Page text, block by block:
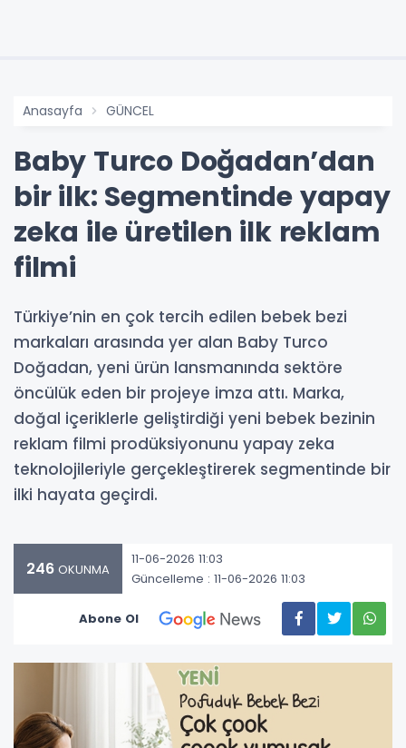
Anasayfa GÜNCEL
Baby Turco Doğadan’dan
bir ilk: Segmentinde yapay
zeka ile üretilen ilk reklam
filmi
Türkiye’nin en çok tercih edilen bebek bezi
markaları arasında yer alan Baby Turco
Doğadan, yeni ürün lansmanında sektöre
öncülük eden bir projeye imza attı. Marka,
doğal içeriklerle geliştirdiği yeni bebek bezinin
reklam filmi prodüksiyonunu yapay zeka
teknolojileriyle gerçekleştirerek segmentinde bir
ilki hayata geçirdi.
246 OKUNMA
11-06-2026 11:03
Güncelleme : 11-06-2026 11:03
Abone Ol